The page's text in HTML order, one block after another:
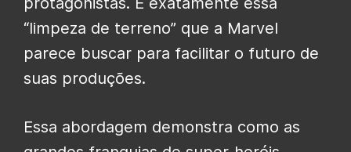
“limpeza de terreno” que a Marvel
parece buscar para facilitar o futuro de
suas produções.
Essa abordagem demonstra como as